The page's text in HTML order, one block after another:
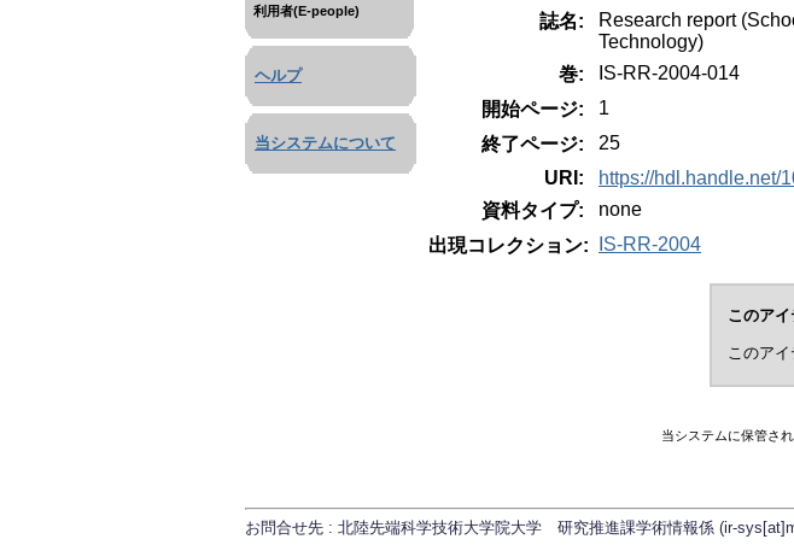
利用者(E-people)
ヘルプ
当システムについて
誌名:
Research report
Technology)
巻:
IS-RR-2004-014
開始ページ:
1
終了ページ:
25
URI:
https://hdl.handle.net/
資料タイプ:
none
出現コレクション:
IS-RR-2004
このア
このアイ
当システムに保管さ
お問合せ先 : 北陸先端科学技術大学院大学 研究推進課学術情報係 (ir-